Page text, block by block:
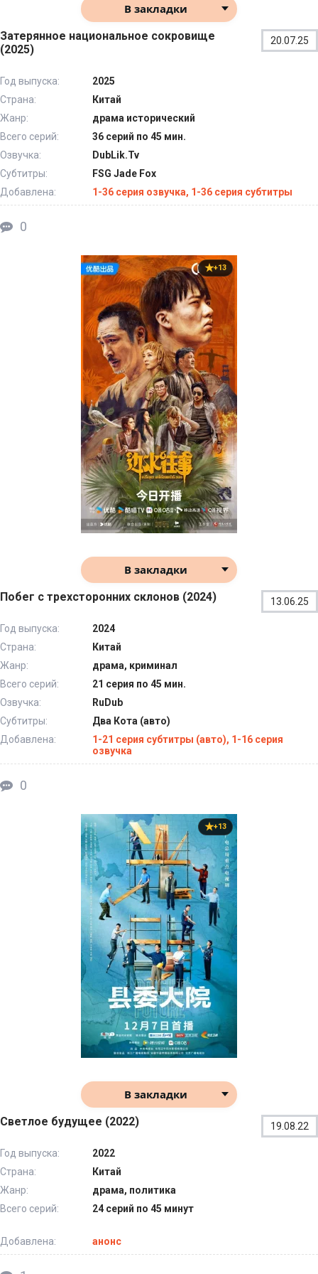
В закладки
Затерянное национальное сокровище
(2025)
20.07.25
Год выпуска:
2025
Страна:
Китай
Жанр:
драма исторический
Всего серий:
36 серий по 45 мин.
Озвучка:
DubLik.Tv
Субтитры:
FSG Jade Fox
Добавлена:
1-36 серия озвучка, 1-36 серия субтитры
0
+13
В закладки
Побег с трехсторонних склонов (2024) 13.06.25
Год выпуска:
2024
Страна:
Китай
Жанр:
драма, криминал
Всего серий:
21 серия по 45 мин.
Озвучка:
RuDub
Субтитры:
Два Кота (авто)
Добавлена:
1-21 серия субтитры (авто), 1-16 серия
озвучка
0
+13
В закладки
Светлое будущее (2022) 19.08.22
Год выпуска:
2022
Страна:
Китай
Жанр:
драма, политика
Всего серий:
24 серий по 45 минут
Добавлена: анонс